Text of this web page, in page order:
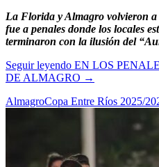
La Florida y Almagro volvieron a
fue a penales donde los locales
terminaron con la ilusión del
Seguir leyendo EN LOS
DE ALMAGRO →
AlmagroCopa Entre Ríos 2025/